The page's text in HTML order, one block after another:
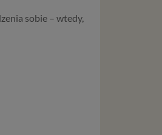
sobie – wtedy,